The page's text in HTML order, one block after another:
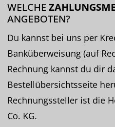
WELCHE
ANGEBOTEN?
Du kannst bei uns per
Banküberweisung (auf
Rechnung kannst du dir
Bestellübersichtsseite
Rechnungssteller ist die
Co. KG.